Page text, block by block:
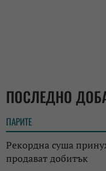
ПОСЛЕДНО
ПАРИТЕ
Рекордна суша
продават добитък